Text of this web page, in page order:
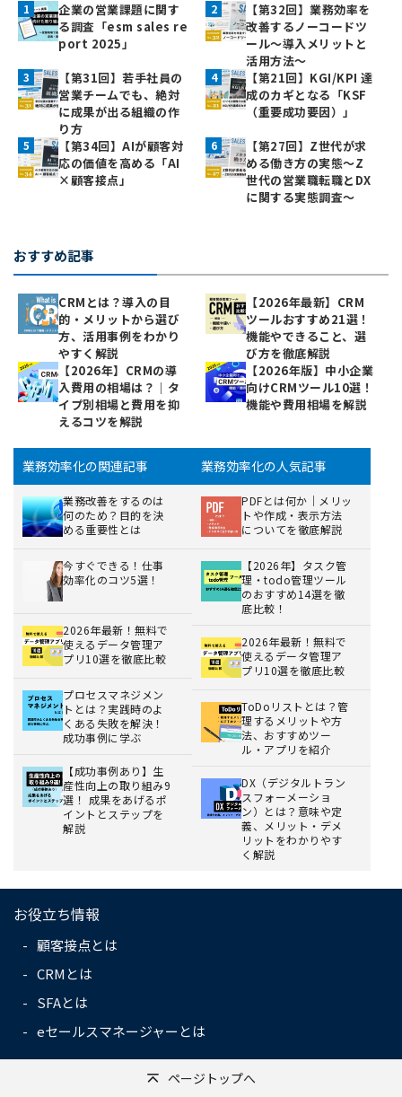
企業の営業課題に関す
る調査「esm sales re
port 2025」
【第32回】業務効率を
改善するノーコードツ
ール～導入メリットと
活用方法～
【第31回】若手社員の
営業チームでも、絶対
に成果が出る組織の作
り方
【第21回】KGI/KPI 達
成のカギとなる「KSF
（重要成功要因）」
【第34回】AIが顧客対
応の価値を高める「AI
×顧客接点」
【第27回】Z世代が求
める働き方の実態〜Z
世代の営業職転職とDX
に関する実態調査〜
おすすめ記事
CRMとは？導入の目
的・メリットから選び
方、活用事例をわかり
やすく解説
【2026年最新】CRM
ツールおすすめ21選！
機能やできること、選
び方を徹底解説
【2026年】CRMの導
入費用の相場は？｜タ
イプ別相場と費用を抑
えるコツを解説
【2026年版】中小企業
向けCRMツール10選！
機能や費用相場を解説
業務効率化の関連記事
業務改善をするのは
何のため？目的を決
める重要性とは
今すぐできる！仕事
効率化のコツ5選！
2026年最新！無料で
使えるデータ管理ア
プリ10選を徹底比較
プロセスマネジメン
トとは？実践時のよ
くある失敗を解決！
成功事例に学ぶ
【成功事例あり】生
産性向上の取り組み9
選！ 成果をあげるポ
イントとステップを
解説
業務効率化の人気記事
PDFとは何か｜メリッ
トや作成・表示方法
についてを徹底解説
【2026年】タスク管
理・todo管理ツール
のおすすめ14選を徹
底比較！
2026年最新！無料で
使えるデータ管理ア
プリ10選を徹底比較
ToDoリストとは？管
理するメリットや方
法、おすすめツー
ル・アプリを紹介
DX（デジタルトラン
スフォーメーショ
ン）とは？意味や定
義、メリット・デメ
リットをわかりやす
く解説
お役立ち情報
顧客接点とは
CRMとは
SFAとは
eセールスマネージャーとは
ページトップへ